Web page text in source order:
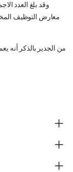
معارض التوظيف